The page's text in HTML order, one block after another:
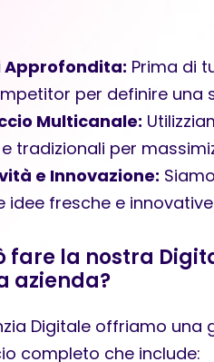
Approfondita: Prima di
per definire una
Multicanale:
tradizionali per
e Innovazione:
idee fresche e
fare la nostra
azienda?
Digitaleoffriamo una
completo che include: